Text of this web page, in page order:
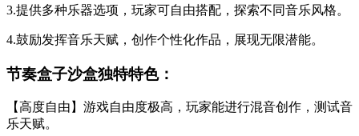
3.提供多种乐器选项，玩家可自由搭配，探索不同音乐风格。
4.鼓励发挥音乐天赋，创作个性化作品，展现无限潜能。
节奏盒子沙盒独特特色：
【高度自由】游戏自由度极高，玩家能进行混音创作，测试音
乐天赋。